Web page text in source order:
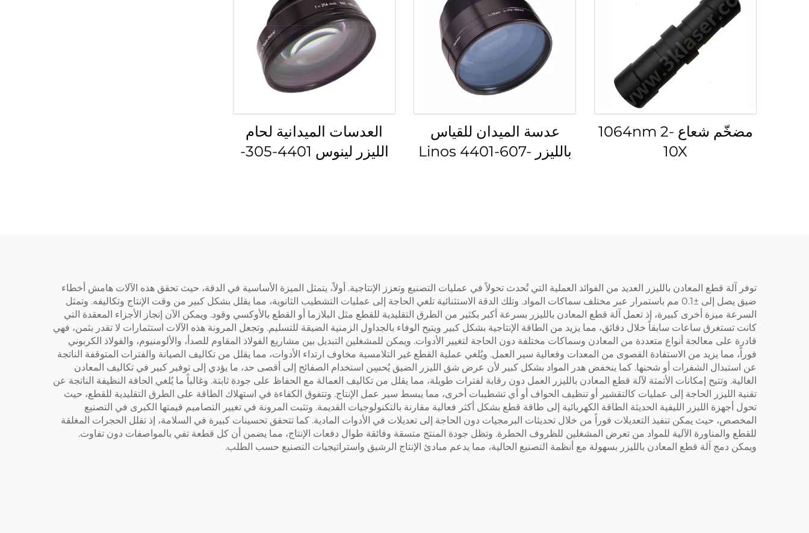
مضخّم شعاع 1064nm 2-
10X
عدسة الميدان للقياس
بالليزر Linos 4401-607-
العدسات الميدانية لحام
الليزر لينوس 4401-305-
توفر آلة قطع المعادن بالليزر العديد من الفوائد العملية التي تُحدث تحولاً في عمليات التصنيع وتعزز الإنتاجية. أولاً، يتمثل الميزة الأساسية في الدقة، حيث تحقق هذه الآلات هامش أخطاء
ضيق يصل إلى ±0.1 مم باستمرار عبر مختلف سماكات المواد. وتلك الدقة الاستثنائية تلغي الحاجة إلى عمليات التشطيب الثانوية، مما يقلل بشكل كبير من وقت الإنتاج وتكاليفه. وتمثل
السرعة ميزة أخرى كبيرة، إذ تعمل آلة قطع المعادن بالليزر بسرعة أكبر بكثير من الطرق التقليدية للقطع مثل البلازما أو القطع بالأوكسي وقود. ويمكن الآن إنجاز الأجزاء المعقدة التي
كانت تستغرق ساعات سابقاً خلال دقائق، مما يزيد من الطاقة الإنتاجية بشكل كبير ويتيح الوفاء بالجداول الزمنية الضيقة للتسليم. وتجعل المرونة هذه الآلات استثمارات لا تقدر بثمن، فهي
قادرة على معالجة أنواع متعددة من المعادن وسماكات مختلفة دون الحاجة لتغيير الأدوات. ويمكن للمشغلين التبديل بين مشاريع الفولاذ المقاوم للصدأ، والألومنيوم، والفولاذ الكربوني
فوراً، مما يزيد من الاستفادة القصوى من المعدات وفعالية سير العمل. ويُلغي عملية القطع غير التلامسية مخاوف ارتداء الأدوات، مما يقلل من تكاليف الصيانة والفترات المتوقفة الناتجة
عن استبدال الشفرات أو شحنها. كما ينخفض هدر المواد بشكل كبير لأن عرض شق الليزر الضيق يُحسِن استخدام الصفائح إلى أقصى حد، ما يؤدي إلى توفير كبير في تكاليف المعادن
الغالية. وتتيح إمكانات الأتمتة لآلة قطع المعادن بالليزر العمل دون رقابة لفترات طويلة، مما يقلل من تكاليف العمالة مع الحفاظ على جودة ثابتة. وغالباً ما يُلغي الحافة النظيفة الناتجة عن
تقنية الليزر الحاجة إلى عمليات كالتقشير أو تنظيف الحواف أو أي تشطيبات أخرى، مما يبسط سير عمل الإنتاج. وتتفوق الكفاءة في استهلاك الطاقة على الطرق التقليدية للقطع، حيث
تحول أجهزة الليزر الليفية الحديثة الطاقة الكهربائية إلى طاقة قطع بشكل أكثر فعالية مقارنة بالتكنولوجيات القديمة. وتثبت المرونة في تغيير التصاميم قيمتها الكبرى في التصنيع
المخصص، حيث يمكن تنفيذ التعديلات فوراً من خلال تحديثات البرمجيات دون الحاجة إلى تعديلات في الأدوات المادية. كما تتحقق تحسينات كبيرة في السلامة، إذ تقلل الحجرات المغلقة
للقطع والمناورة الآلية للمواد من تعرض المشغلين للظروف الخطرة. وتظل جودة المنتج متسقة وفائقة طوال دفعات الإنتاج، مما يضمن أن كل قطعة تفي بالمواصفات دون تفاوت.
ويمكن دمج آلة قطع المعادن بالليزر بسهولة مع أنظمة التصنيع الحالية، مما يدعم مبادئ الإنتاج الرشيق واستراتيجيات التصنيع حسب الطلب.